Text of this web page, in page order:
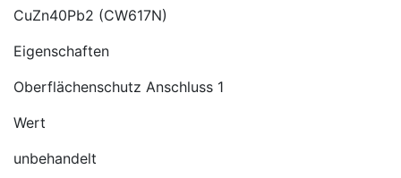
CuZn40Pb2 (CW617N)
Eigenschaften
Oberflächenschutz Anschluss 1
Wert
unbehandelt